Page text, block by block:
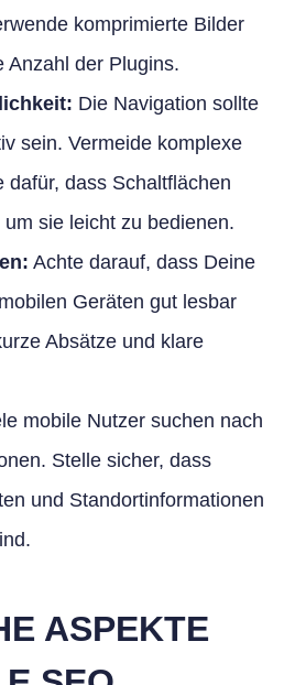
komprimierte Bilder
Anzahl der Plugins.
Die Navigation sollte
sein. Vermeide komplexe
dafür, dass Schaltflächen
sie leicht zu bedienen.
Achte darauf, dass Deine
Geräten gut lesbar
Absätze und klare
mobile Nutzer suchen nach
Stelle sicher, dass
und Standortinformationen
ASPEKTE